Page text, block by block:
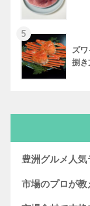
5
ズ
捌き
豊洲グルメ人
市場のプロが教